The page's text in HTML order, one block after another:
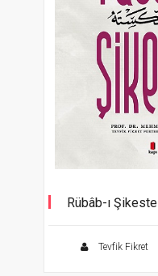
Rübâb-ı Şikeste
Tevfik Fikret